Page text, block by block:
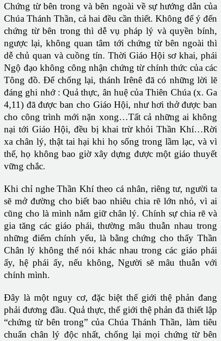
Chứng từ bên trong và bên ngoài về sự hướng dẫn của
Chúa Thánh Thần, cả hai đều cần thiết. Không để ý đến
chứng từ bên trong thì dễ vụ pháp lý và quyền bính,
ngược lại, không quan tâm tới chứng từ bên ngoài thì
dễ chủ quan và cuồng tín. Thời Giáo Hội sơ khai, phái
Ngộ đạo không công nhận chứng từ chính thức của các
Tông đồ. Để chống lại, thánh Irênê đã có những lời lẽ
đáng ghi nhớ : Quả thực, ân huệ của Thiên Chúa (x. Ga
4,11) đã được ban cho Giáo Hội, như hơi thở được ban
cho công trình mới nặn xong…Tất cả những ai không
nại tới Giáo Hội, đều bị khai trừ khỏi Thần Khí…Rời
xa chân lý, thật tai hại khi họ sống trong lầm lạc, và vì
thế, họ không bao giờ xây dựng được một giáo thuyết
vững chắc.
Khi chỉ nghe Thần Khí theo cá nhân, riêng tư, người ta
sẽ mở đường cho biết bao nhiêu chia rẽ lớn nhỏ, vì ai
cũng cho là mình nắm giữ chân lý. Chính sự chia rẽ và
gia tăng các giáo phái, thường mâu thuẫn nhau trong
những điểm chính yếu, là bằng chứng cho thấy Thần
Chân lý không thể nói khác nhau trong các giáo phái
ấy, hệ phái ấy, nếu không, Người sẽ mâu thuẫn với
chính mình.
Đây là một nguy cơ, đặc biệt thế giới thệ phản đang
phải đương đầu. Quả thực, thế giới thệ phản đã thiết lập
“chứng từ bên trong” của Chúa Thánh Thần, làm tiêu
chuẩn chân lý độc nhất, chống lại mọi chứng từ bên